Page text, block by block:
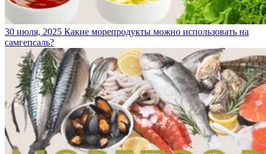
30 июля, 2025 Какие морепродукты можно использовать на
самгепсаль?